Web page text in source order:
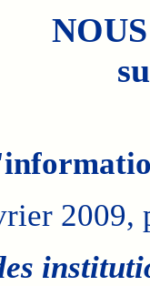
2009,